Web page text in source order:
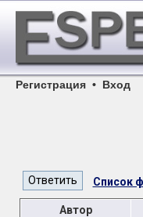
Регистрация • Вход
Список
Автор